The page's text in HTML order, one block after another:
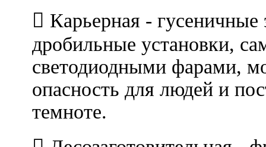
 Карьерная - гусеничные
дробильные установки,
светодиодными фарами,
опасность для людей и
темноте.